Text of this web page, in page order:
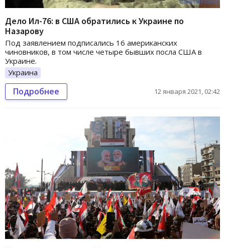
Дело Ил-76: в США обратились к Украине по
Назарову
Под заявлением подписались 16 американских
чиновников, в том числе четыре бывших посла США в
Украине.
Украина
Подробнее 12 января 2021, 02:42